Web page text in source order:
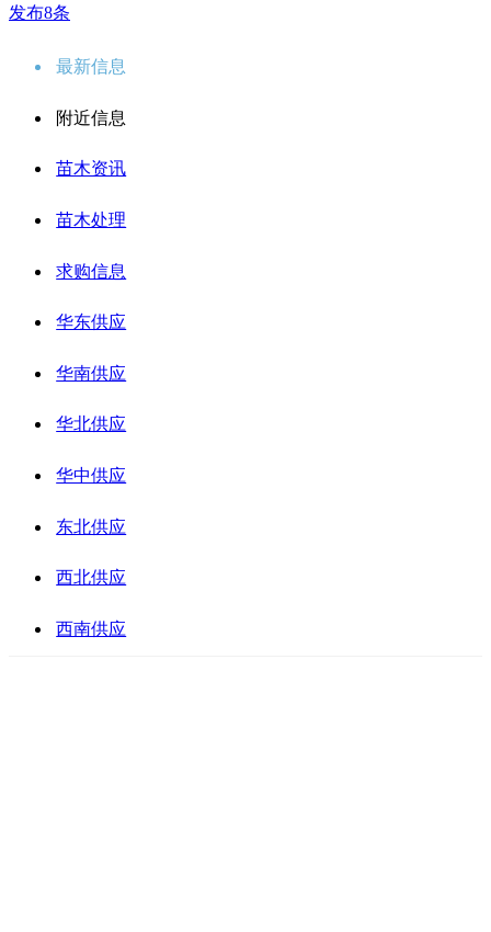
发布8条
最新信息
附近信息
苗木资讯
苗木处理
求购信息
华东供应
华南供应
华北供应
华中供应
东北供应
西北供应
西南供应